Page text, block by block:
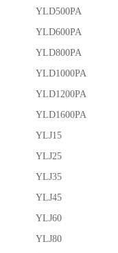
YLD500PA
YLD600PA
YLD800PA
YLD1000PA
YLD1200PA
YLD1600PA
YLJ15
YLJ25
YLJ35
YLJ45
YLJ60
YLJ80